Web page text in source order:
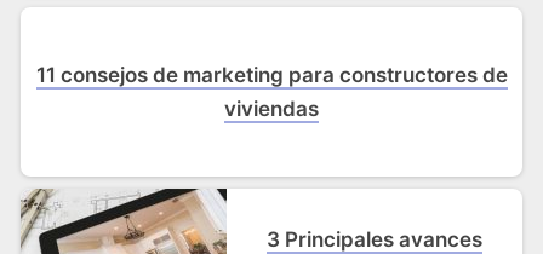
11 consejos de marketing para constructores de
viviendas
3 Principales avances